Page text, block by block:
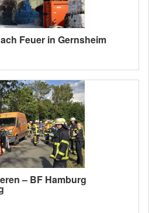
Feuer in Gernsheim
– BF Hamburg